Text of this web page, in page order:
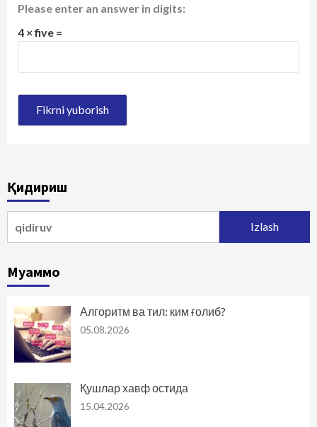
Please enter an answer in digits:
4 × five =
Қидириш
Муаммо
Алгоритм ва тил: ким ғолиб?
05.08.2026
Қушлар хавф остида
15.04.2026